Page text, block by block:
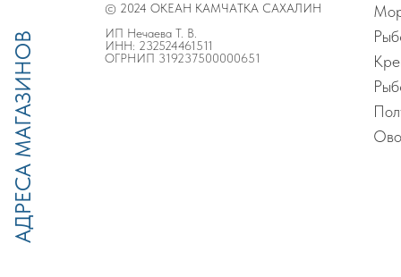
АДРЕСА МАГАЗИНОВ
© 2024 ОКЕАН КАМЧАТКА САХАЛИН
ИП Нечаева Т. В.
ИНН: 232524461511
ОГРНИП 319237500000651